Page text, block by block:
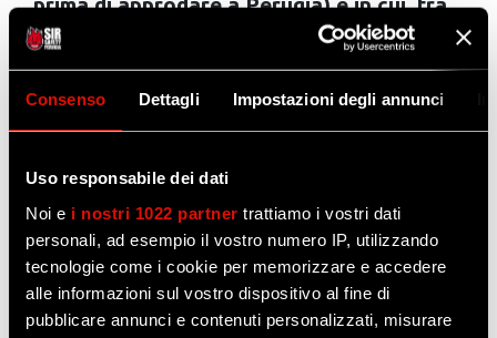
Consenso Dettagli Impostazioni degli annunci
Uso responsabile dei dati
Noi e i nostri 1022 partner trattiamo i vostri dati
personali, ad esempio il vostro numero IP, utilizzando
tecnologie come i cookie per memorizzare e accedere
alle informazioni sul vostro dispositivo al fine di
pubblicare annunci e contenuti personalizzati, misurare
l’altro, da quest’anno milita un altro
connazionale, il giovanissimo Otsuka
Tatsunori, schiacciatore classe 2000 al
suo esordio assoluto nel campionato
Il gruppo questa mattina ha visitato il “Sir
Point” di Ponte San Giovanni, per poi partire
in direzione Santa Maria degli Angeli dove i
partecipanti al tour hanno potuto visitare il
quartier generale della Sir Safety System ed